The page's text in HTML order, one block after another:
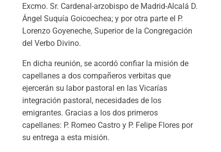
Excmo. Sr. Cardenal-arzobispo de Madrid-Alcalá D.
Ángel Suquía Goicoechea; y por otra parte el P.
Lorenzo Goyeneche, Superior de la Congregación
del Verbo Divino.
En dicha reunión, se acordó confiar la misión de
capellanes a dos compañeros verbitas que
ejercerán su labor pastoral en las Vicarías
integración pastoral, necesidades de los
emigrantes. Gracias a los dos primeros
capellanes: P. Romeo Castro y P. Felipe Flores por
su entrega a esta misión.